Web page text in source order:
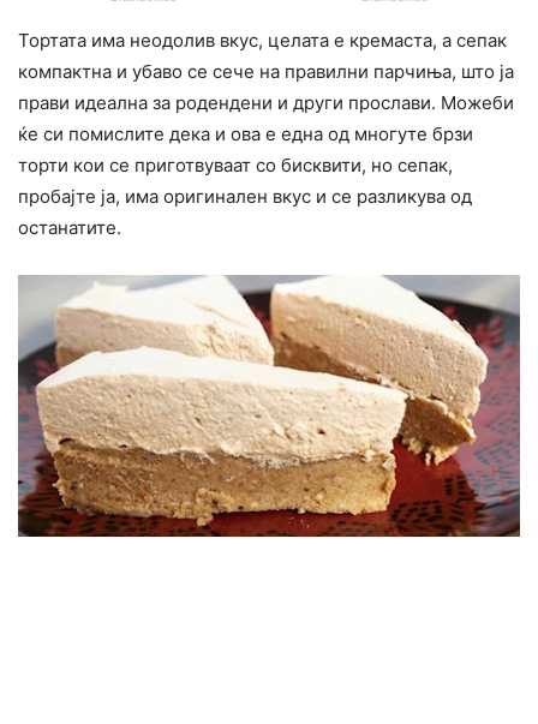
Тортата има неодолив вкус, целата е кремаста, а сепак
компактна и убаво се сече на правилни парчиња, што ја
прави идеална за родендени и други прослави. Можеби
ќе си помислите дека и ова е една од многуте брзи
торти кои се приготвуваат со бисквити, но сепак,
пробајте ја, има оригинален вкус и се разликува од
останатите.